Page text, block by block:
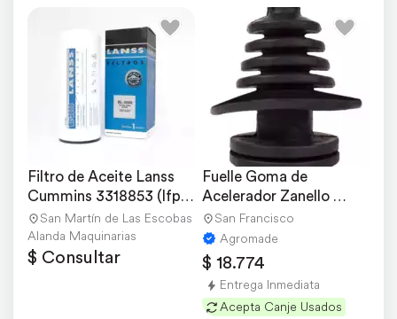
Filtro de Aceite Lanss
Cummins 3318853 (lfp-
3000)
San Martín de Las Escobas
Alanda Maquinarias
$ Consultar
Fuelle Goma de
Acelerador Zanello
Pauny
San Francisco
Agromade
$ 18.774
Entrega Inmediata
Acepta Canje Usados